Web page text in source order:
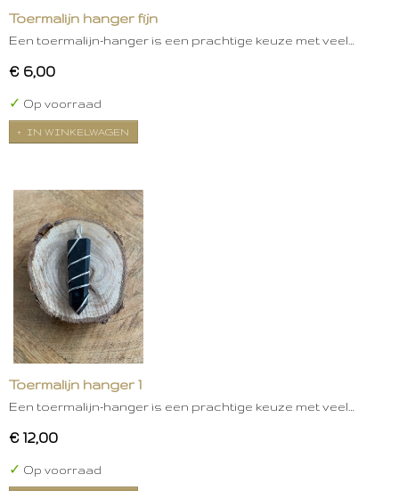
Toermalijn hanger fijn
Een toermalijn-hanger is een prachtige keuze met veel…
€ 6,00
✓ Op voorraad
IN WINKELWAGEN
Toermalijn hanger 1
Een toermalijn-hanger is een prachtige keuze met veel…
€ 12,00
✓ Op voorraad